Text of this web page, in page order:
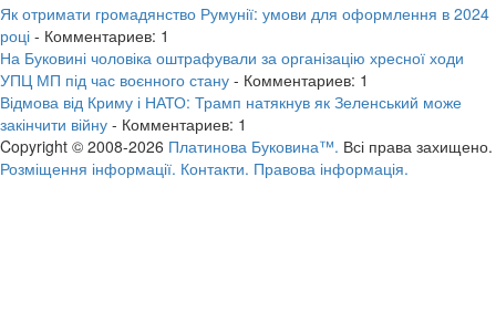
Як отримати громадянство Румунії: умови для оформлення в 2024
році - Комментариев: 1
На Буковині чоловіка оштрафували за організацію хресної ходи
УПЦ МП під час воєнного стану - Комментариев: 1
Відмова від Криму і НАТО: Трамп натякнув як Зеленський може
закінчити війну - Комментариев: 1
Copyright © 2008-2026 Платинова Буковина™. Всі права захищено.
Розміщення інформації. Контакти. Правова інформація.